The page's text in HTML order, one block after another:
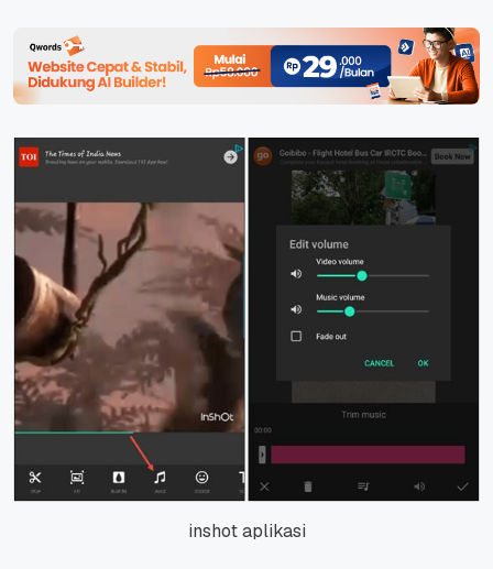
inshot aplikasi